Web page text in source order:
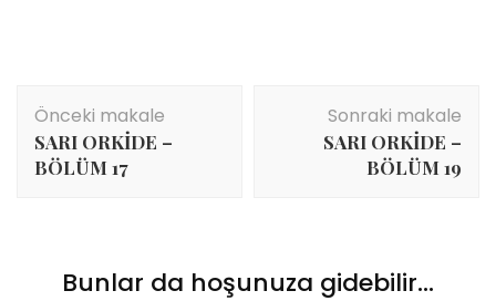
Yazı
dolaşımı
Önceki makale
SARI ORKİDE –
BÖLÜM 17
Sonraki makale
SARI ORKİDE –
BÖLÜM 19
Bunlar da hoşunuza gidebilir...